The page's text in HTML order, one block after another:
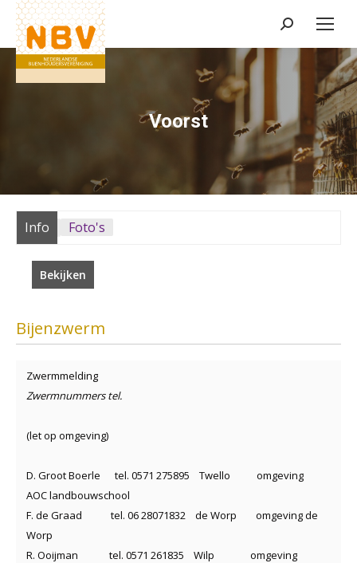
Zoeken:
Voorst
Info Foto's
Bekijken
Bijenzwerm
Zwermmelding
Zwermnummers tel.
(let op omgeving)
D. Groot Boerle tel. 0571 275895 Twello omgeving
AOC landbouwschool
F. de Graad tel. 06 28071832 de Worp omgeving de
Worp
R. Ooijman tel. 0571 261835 Wilp omgeving